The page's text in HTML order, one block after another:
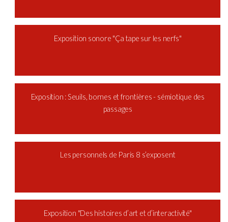
Exposition sonore "Ça tape sur les nerfs"
Exposition : Seuils, bornes et frontières - sémiotique des
passages
Les personnels de Paris 8 s’exposent
Exposition "Des histoires d’art et d’interactivité"